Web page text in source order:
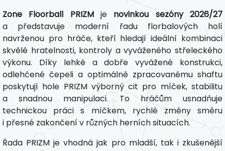
Zone Floorball PRIZMje novinkou sezóny 2026/27
a představuje moderní řadu florbalových holí
navrženou pro hráče, kteří hledají ideální kombinaci
skvělé hratelnosti, kontroly a vyváženého střeleckého
výkonu. Díky lehké a dobře vyvážené konstrukci,
odlehčené čepeli a optimálně zpracovanému shaftu
poskytují hole PRIZM výborný cit pro míček, stabilitu
a snadnou manipulaci. To hráčům usnadňuje
technickou práci s míčkem, rychlé změny směru
i přesné zakončení v různých herních situacích.
Řada PRIZM je vhodná jak pro mladší, tak i zkušenější